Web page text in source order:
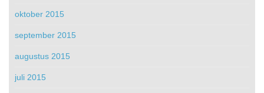
oktober 2015
september 2015
augustus 2015
juli 2015